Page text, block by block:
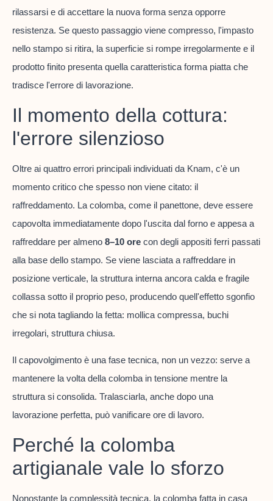
rilassarsi e di accettare la nuova forma senza opporre
resistenza. Se questo passaggio viene compresso, l'impasto
nello stampo si ritira, la superficie si rompe irregolarmente e il
prodotto finito presenta quella caratteristica forma piatta che
tradisce l'errore di lavorazione.
Il momento della cottura:
l'errore silenzioso
Oltre ai quattro errori principali individuati da Knam, c'è un
momento critico che spesso non viene citato: il
raffreddamento. La colomba, come il panettone, deve essere
capovolta immediatamente dopo l'uscita dal forno e appesa a
raffreddare per almeno 8–10 ore con degli appositi ferri passati
alla base dello stampo. Se viene lasciata a raffreddare in
posizione verticale, la struttura interna ancora calda e fragile
collassa sotto il proprio peso, producendo quell'effetto sgonfio
che si nota tagliando la fetta: mollica compressa, buchi
irregolari, struttura chiusa.
Il capovolgimento è una fase tecnica, non un vezzo: serve a
mantenere la volta della colomba in tensione mentre la
struttura si consolida. Tralasciarla, anche dopo una
lavorazione perfetta, può vanificare ore di lavoro.
Perché la colomba
artigianale vale lo sforzo
Nonostante la complessità tecnica, la colomba fatta in casa